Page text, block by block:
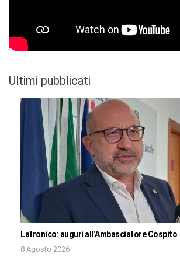
Ultimi pubblicati
Latronico: auguri all’Ambasciatore Cospito
8 Agosto 2026